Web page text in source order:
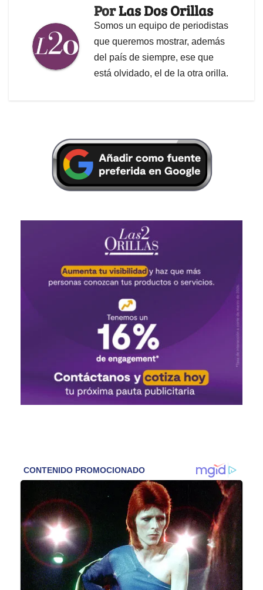
PorLas Dos Orillas
Somos un equipo de periodistas
que queremos mostrar, además
del país de siempre, ese que
está olvidado, el de la otra orilla.